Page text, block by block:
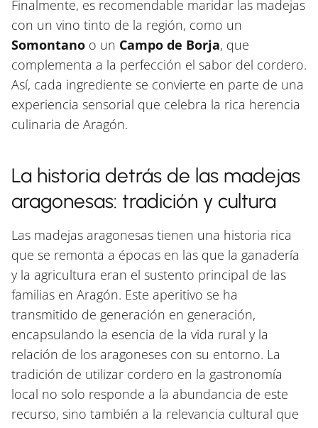
Finalmente, es recomendable maridar las madejas
con un vino tinto de la región, como un
Somontano o un Campo de Borja, que
complementa a la perfección el sabor del cordero.
Así, cada ingrediente se convierte en parte de una
experiencia sensorial que celebra la rica herencia
culinaria de Aragón.
La historia detrás de las madejas
aragonesas: tradición y cultura
Las madejas aragonesas tienen una historia rica
que se remonta a épocas en las que la ganadería
y la agricultura eran el sustento principal de las
familias en Aragón. Este aperitivo se ha
transmitido de generación en generación,
encapsulando la esencia de la vida rural y la
relación de los aragoneses con su entorno. La
tradición de utilizar cordero en la gastronomía
local no solo responde a la abundancia de este
recurso, sino también a la relevancia cultural que